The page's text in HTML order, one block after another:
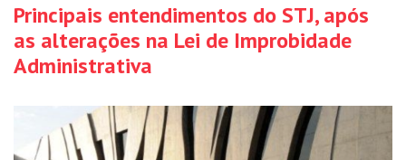
Principais entendimentos do STJ, após
as alterações na Lei de Improbidade
Administrativa